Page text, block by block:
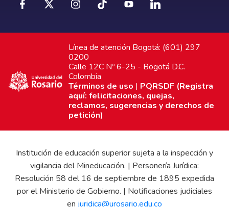
Línea de atención Bogotá: (601) 297
0200
Calle 12C Nº 6-25 - Bogotá D.C.
Colombia
Términos de uso | PQRSDF (Registra
aquí: felicitaciones, quejas,
reclamos, sugerencias y derechos de
petición)
Institución de educación superior sujeta a la inspección y
vigilancia del Mineducación. | Personería Jurídica:
Resolución 58 del 16 de septiembre de 1895 expedida
por el Ministerio de Gobierno. | Notificaciones judiciales
en juridica@urosario.edu.co